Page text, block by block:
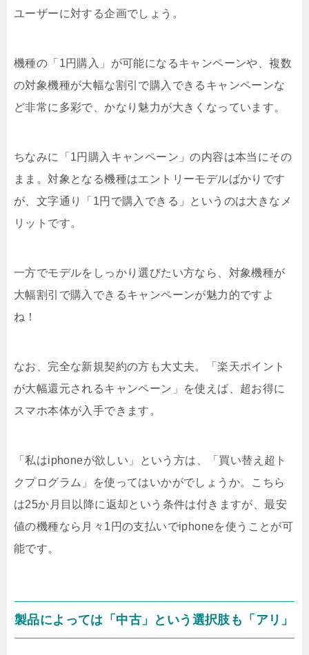
ユーザーに対する企画でしょう。
機種の「1円購入」が可能になるキャンペーンや、複数
の対象機種が大幅な割引で購入できるキャンペーンな
ど非常に多彩で、かなり魅力が大きくなっています。
ちなみに「1円購入キャンペーン」の内容は本当にその
まま。対象となる機種はエントリーモデルばかりです
が、文字通り「1円で購入できる」というのは大きなメ
リットです。
一方でモデルをしっかり選びたい方なら、対象機種が
大幅割引で購入できるキャンペーンが魅力的ですよ
ね！
なお、完全な新規契約の方も大丈夫。「楽天ポイント
が大幅還元されるキャンペーン」を使えば、超お得に
スマホ本体が入手できます。
「私はiphoneが欲しい」という方は、「買い替え超ト
クプログラム」を使ってはいかがでしょうか。こちら
は25か月目以降に返却という条件は付きますが、最安
値の機種なら月々1円の支払いでiphoneを使うことが可
能です。
製品によっては「中古」という選択肢も「アリ」